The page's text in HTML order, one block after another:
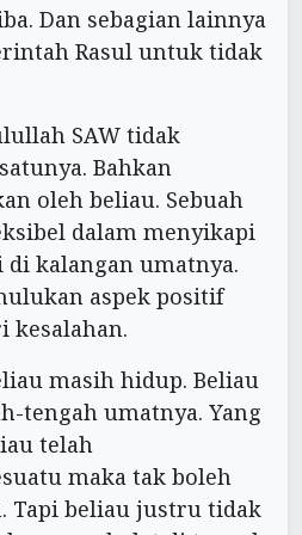
Dan sebagian lainnya
Rasul untuk tidak
SAW tidak
Bahkan
oleh beliau. Sebuah
dalam menyikapi
kalangan umatnya.
aspek positif
kesalahan.
masih hidup. Beliau
tengah umatnya. Yang
telah
maka tak boleh
Tapi beliau justru tidak